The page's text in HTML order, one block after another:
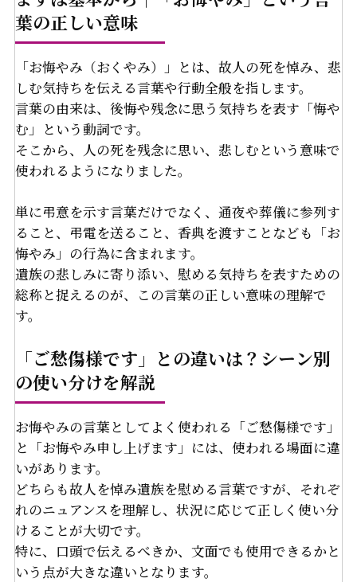
葉の正しい意味
「お悔やみ（おくやみ）」とは、故人の死を悼み、悲
しむ気持ちを伝える言葉や行動全般を指します。
言葉の由来は、後悔や残念に思う気持ちを表す「悔や
む」という動詞です。
そこから、人の死を残念に思い、悲しむという意味で
使われるようになりました。
単に弔意を示す言葉だけでなく、通夜や葬儀に参列す
ること、弔電を送ること、香典を渡すことなども「お
悔やみ」の行為に含まれます。
遺族の悲しみに寄り添い、慰める気持ちを表すための
総称と捉えるのが、この言葉の正しい意味の理解で
す。
「ご愁傷様です」との違いは？シーン別
の使い分けを解説
お悔やみの言葉としてよく使われる「ご愁傷様です」
と「お悔やみ申し上げます」には、使われる場面に違
いがあります。
どちらも故人を悼み遺族を慰める言葉ですが、それぞ
れのニュアンスを理解し、状況に応じて正しく使い分
けることが大切です。
特に、口頭で伝えるべきか、文面でも使用できるかと
いう点が大きな違いとなります。